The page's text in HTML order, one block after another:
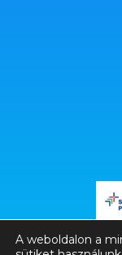
A weboldalon a